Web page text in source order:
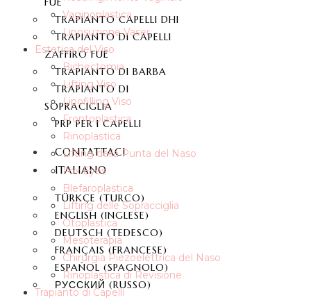
TRAPIANTO CAPELLI DHI
TRAPIANTO DI CAPELLI
ZAFFIRO FUE
TRAPIANTO DI BARBA
TRAPIANTO DI
SOPRACIGLIA
PRP PER I CAPELLI
CONTATTACI
ITALIANO
TÜRKÇE (TURCO)
ENGLISH (INGLESE)
DEUTSCH (TEDESCO)
FRANÇAIS (FRANCESE)
ESPAÑOL (SPAGNOLO)
РУССКИЙ (RUSSO)
Vaginoplastica
Liposuzione Vaser
Estetica del Viso
Bichectomia
Lifting Viso
Lipofilling Viso
Frontoplastica
Rinoplastica
Lifting della Punta del Naso
Fox Eyes
Blefaroplastica
Lifting delle Sopracciglia
Otoplastica
Mesoterapia
Chirurgia Piezoelettrica del Naso
Rinoplastica di Revisione
Trapianto di Capelli